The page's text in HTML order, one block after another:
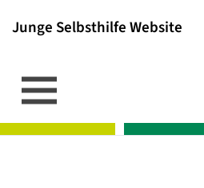
Junge Selbsthilfe Website
[1]
[2]
[3]